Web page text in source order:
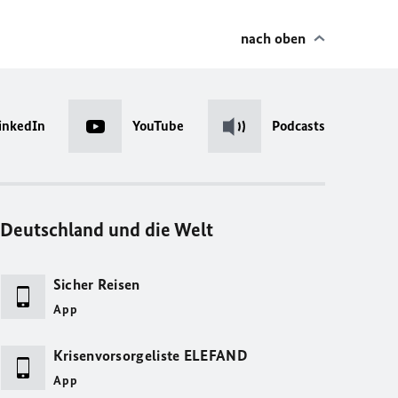
nach oben
YouTube Podcasts
Deutschland und die Welt
Sicher Reisen
App
Krisenvorsorgeliste ELEFAND
App